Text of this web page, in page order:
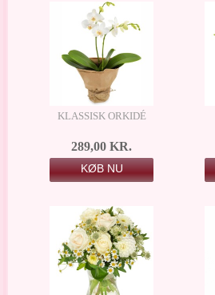
KLASSISK ORKIDÉ
289,00 KR.
KØB NU